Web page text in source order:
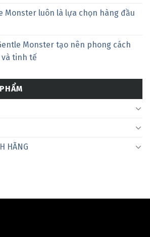
Monster luôn là lựa chọn hàng đầu
Monster tạo nên phong cách
tinh tế
HÃNG